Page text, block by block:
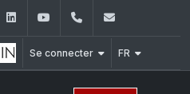
InstagramLinkedInYouTube+961 (1) 421 530
Se connecter FR